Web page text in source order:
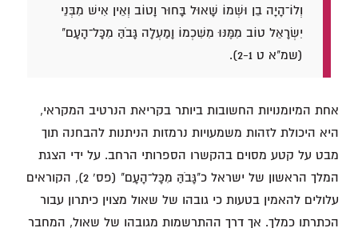
וְלוֹ־הָיָה בֵן וּשְׁמוֹ שָׁאוּל בָּחוּר וָטוֹב וְאֵין אִישׁ מִבְּנֵי
יִשְׂרָאֵל טוֹב מִמֶּנּוּ מִשִּׁכְמוֹ וָמַעְלָה גָּבֹהַּ מִכָּל־הָעָם"
(שמ"א ט 2-1).
אחת המיומנויות החשובות ביותר בקריאת הנרטיב המקראי,
היא היכולת לזהות משמעויות נרמזות הניתנות להבחנה תוך
מבט על קטע מסוים בהקשרו הספרותי הרחב. על ידי הצגת
המלך הראשון של ישראל כ"גָּבֹהַּ מִכָּל־הָעָם" (פס' 2), הקוראים
עלולים להאמין בטעות כי גובהו של שאול מצוין כיתרון עבור
הכתרתו כמלך. אך דרך ההתרשמות מגובהו של שאול, המחבר